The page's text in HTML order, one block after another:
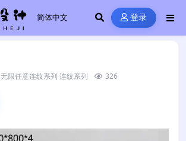
登录
无限任意连纹系列 连纹系列 326